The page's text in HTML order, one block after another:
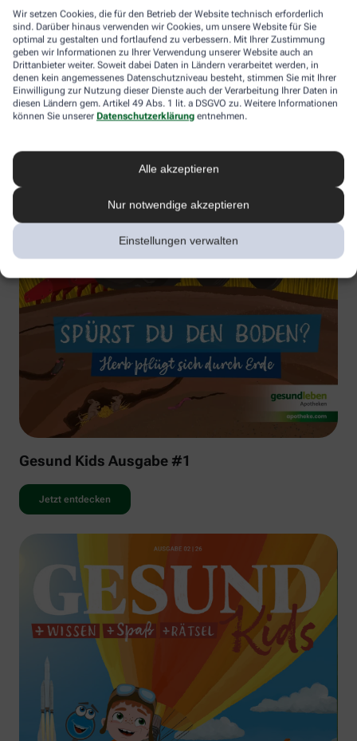
Wir setzen Cookies, die für den Betrieb der Website technisch erforderlich
sind. Darüber hinaus verwenden wir Cookies, um unsere Website für Sie
optimal zu gestalten und fortlaufend zu verbessern. Mit Ihrer Zustimmung
geben wir Informationen zu Ihrer Verwendung unserer Website auch an
Drittanbieter weiter. Soweit dabei Daten in Ländern verarbeitet werden, in
denen kein angemessenes Datenschutzniveau besteht, stimmen Sie mit Ihrer
Einwilligung zur Nutzung dieser Dienste auch der Verarbeitung Ihrer Daten in
diesen Ländern gem. Artikel 49 Abs. 1 lit. a DSGVO zu. Weitere Informationen
können Sie unserer Datenschutzerklärung entnehmen.
Alle akzeptieren
Nur notwendige akzeptieren
Einstellungen verwalten
Gesund Kids Ausgabe #1
Jetzt entdecken